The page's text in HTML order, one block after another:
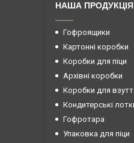
НАША ПРОДУКЦІЯ
Гофроящики
Картонні коробки
Коробки для піци
Архівні коробки
Коробки для
Кондитерські
Гофротара
Упаковка для піци